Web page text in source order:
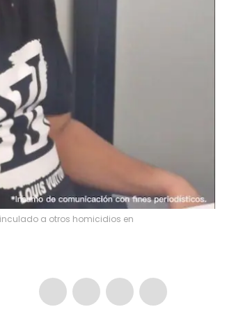
a otros homicidios en